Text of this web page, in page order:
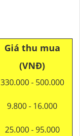
Giá thu mua
(VNĐ)
330.000 - 500.000
9.800 - 16.000
25.000 - 95.000